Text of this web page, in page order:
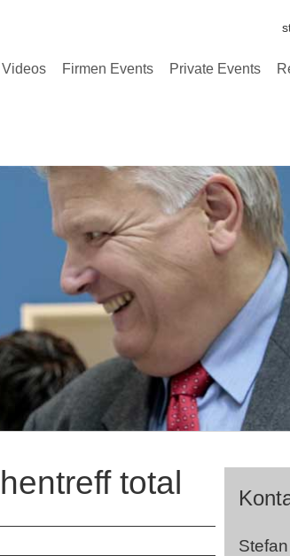
Videos Firmen Events Private Events
total